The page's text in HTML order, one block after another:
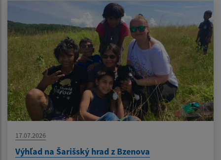
17.07.2026
Výhľad na Šarišský hrad z Bzenova